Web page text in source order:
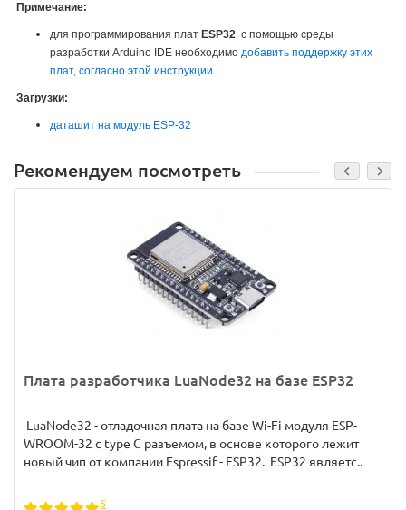
Примечание:
для программирования плат ESP32 с помощью среды
разработки Arduino IDE необходимо добавить поддержку этих
плат, согласно этой инструкции
Загрузки:
даташит на модуль ESP-32
Рекомендуем посмотреть
Плата разработчика LuaNode32 на базе ESP32
LuaNode32 - отладочная плата на базе Wi-Fi модуля ESP-
WROOM-32 c type C разъемом, в основе которого лежит
новый чип от компании Espressif - ESP32. ESP32 являетс..
5